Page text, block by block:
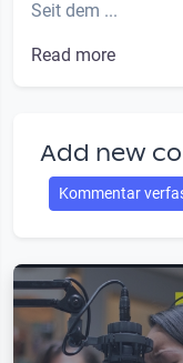
Seit dem ...
Read more
Add new
Kommentar